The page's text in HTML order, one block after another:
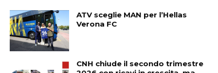
ATV sceglie MAN per l’Hellas
Verona FC
CNH chiude il secondo trimestre